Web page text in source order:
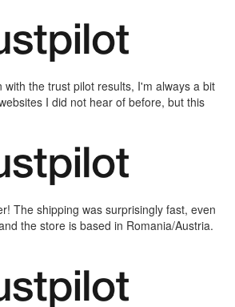
with the trust pilot results, I'm always a bit
I did not hear of before, but this
The shipping was surprisingly fast, even
the store is based in Romania/Austria.